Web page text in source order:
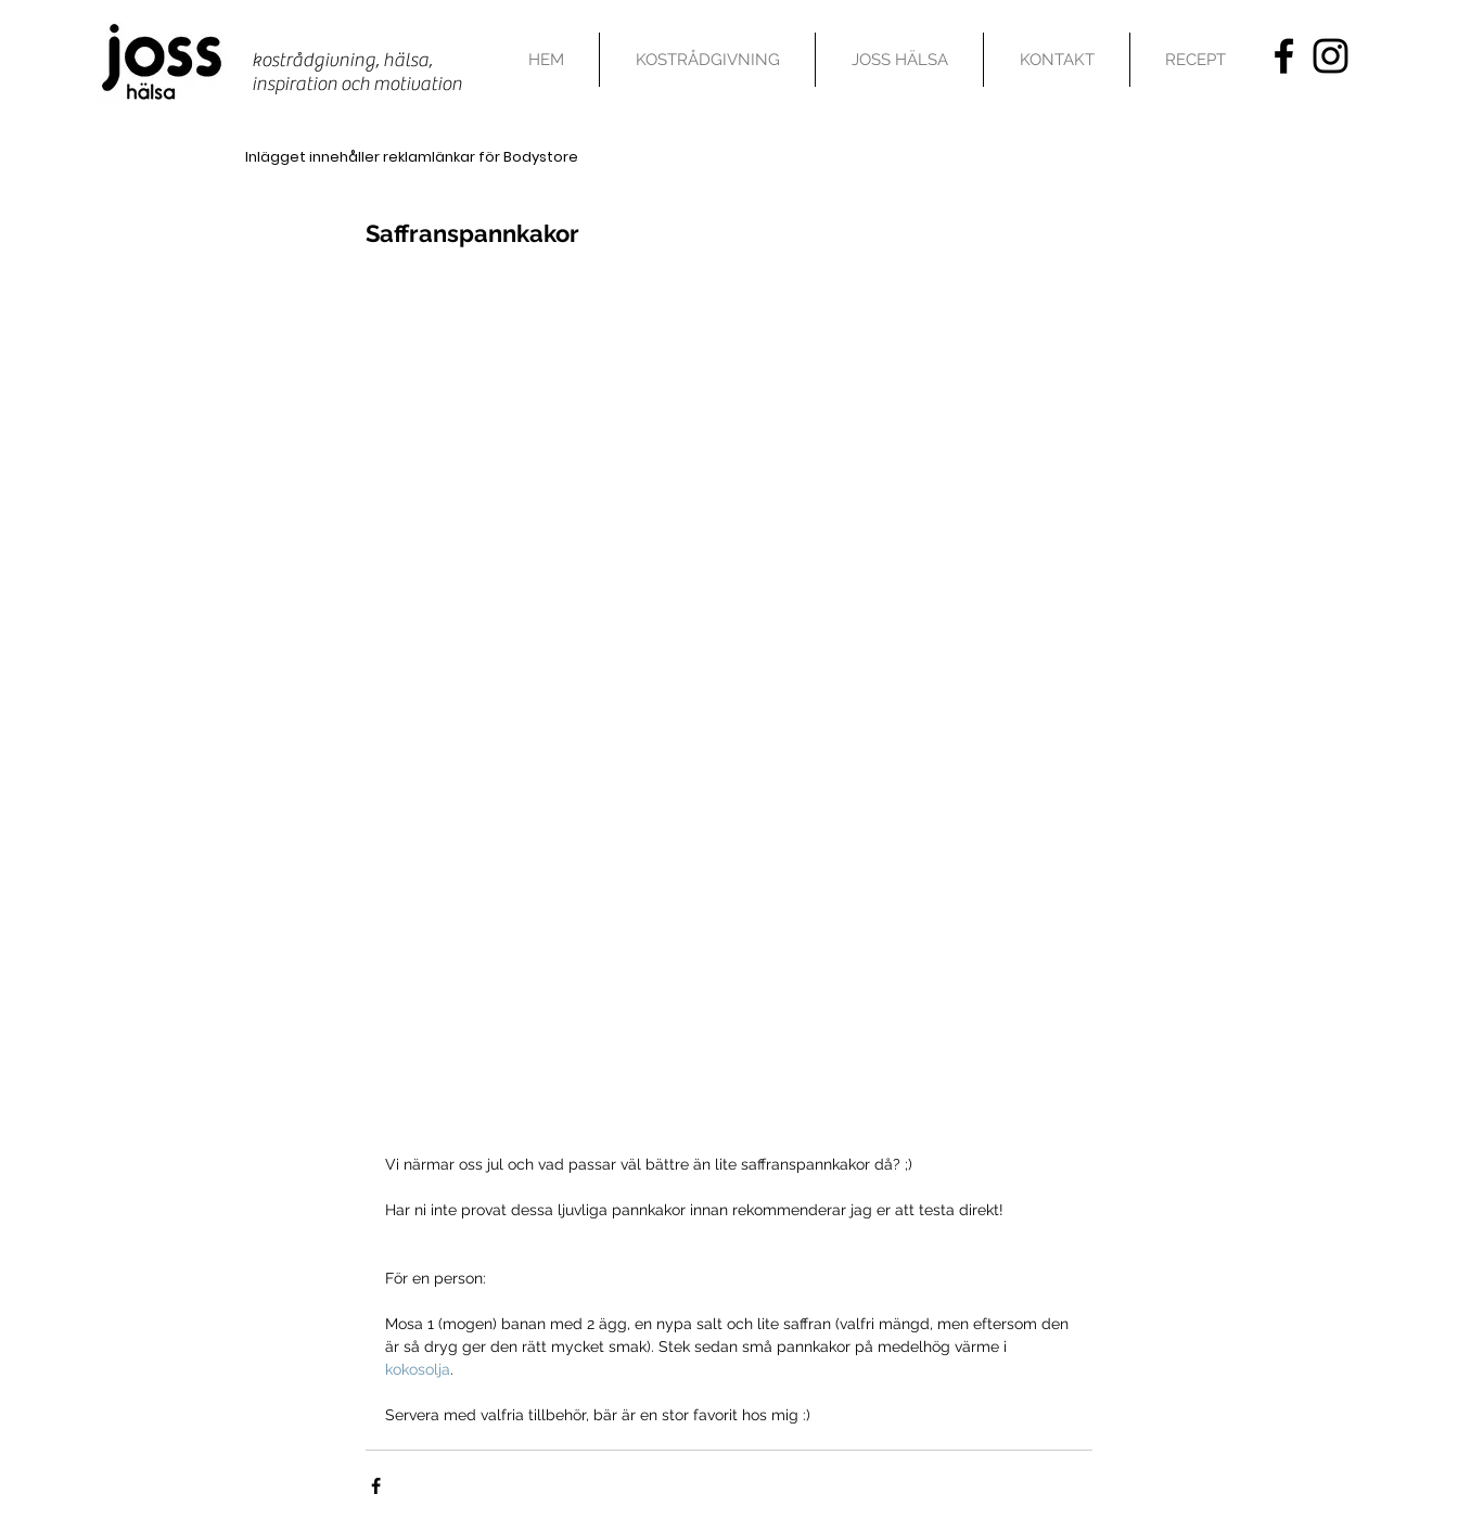
kostrådgivning, hälsa,
inspirationoch motivation
HEM KOSTRÅDGIVNING JOSS HÄLSA KONTAKT RECEPT
Inlägget innehåller reklamlänkar för Bodystore
Saffranspannkakor
Vi närmar oss jul och vad passar väl bättre än lite saffranspannkakor då? ;)
Har ni inte provat dessa ljuvliga pannkakor innan rekommenderar jag er att testa direkt!
För en person:
Mosa 1 (mogen) banan med 2 ägg, en nypa salt och lite saffran (valfri mängd, men eftersom den
är så dryg ger den rätt mycket smak). Stek sedan små pannkakor på medelhög värme i
kokosolja.
Servera med valfria tillbehör, bär är en stor favorit hos mig :)